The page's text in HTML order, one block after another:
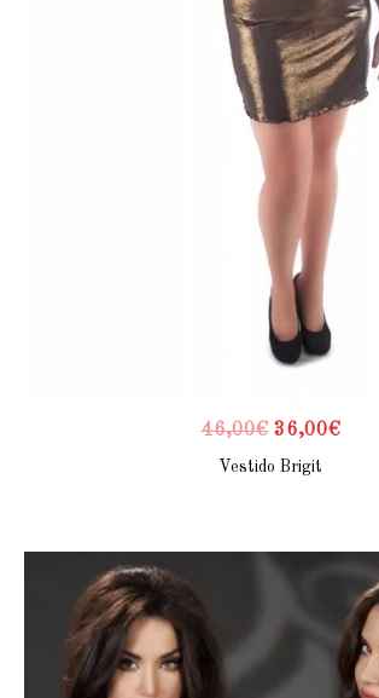
46,00€ 36,00€
Vestido Brigit